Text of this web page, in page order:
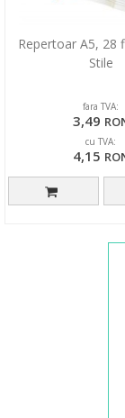
Repertoar A5, 28
Stile
fara TVA:
3,49
cu TVA:
4,15